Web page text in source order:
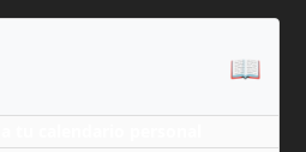
📖
tu calendario personal